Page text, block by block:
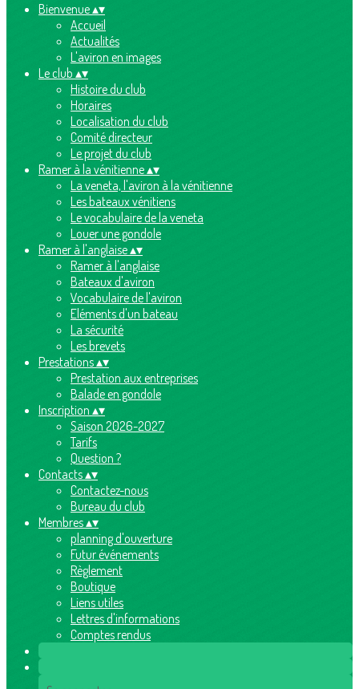
Bienvenue▴▾
Accueil
Actualités
L'aviron en images
Le club ▴▾
Histoire du club
Horaires
Localisation du club
Comité directeur
Le projet du club
Ramer à la vénitienne▴▾
La veneta, l'aviron à la vénitienne
Les bateaux vénitiens
Le vocabulaire de la veneta
Louer une gondole
Ramer à l'anglaise▴▾
Ramer à l'anglaise
Bateaux d'aviron
Vocabulaire de l'aviron
Eléments d'un bateau
La sécurité
Les brevets
Prestations▴▾
Prestation aux entreprises
Balade en gondole
Inscription ▴▾
Saison 2026-2027
Tarifs
Question ?
Contacts▴▾
Contactez-nous
Bureau du club
Membres▴▾
planning d'ouverture
Futur événements
Règlement
Boutique
Liens utiles
Lettres d'informations
Comptes rendus